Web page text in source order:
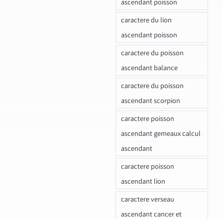
caractere du lion
ascendant poisson
caractere du poisson
ascendant balance
caractere du poisson
ascendant scorpion
caractere poisson
ascendant gemeaux calcul
ascendant
caractere poisson
ascendant lion
caractere verseau
ascendant cancer et